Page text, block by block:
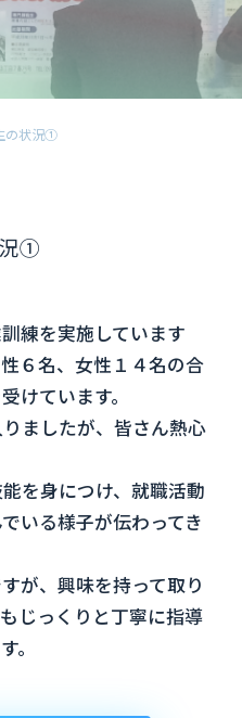
の状況①
①
練を実施しています
６名、女性１４名の合
けています。
ましたが、皆さん熱心
を身につけ、就職活動
いる様子が伝わってき
が、興味を持って取り
じっくりと丁寧に指導
。